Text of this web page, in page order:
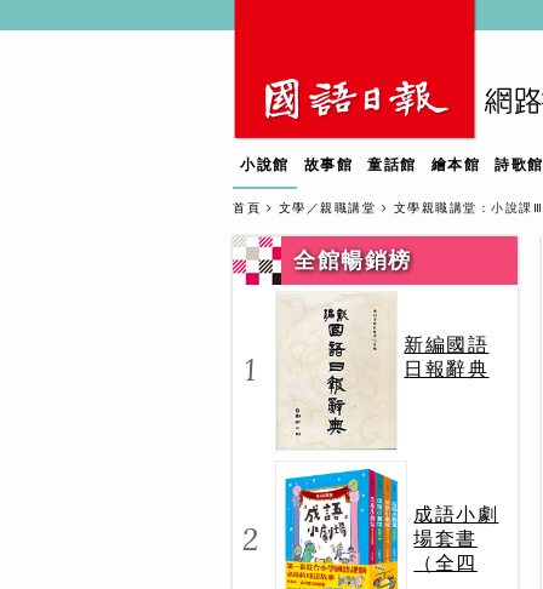
小說館 故事館 童話館 繪本館 詩歌館
首頁 文學／親職講堂 文學親職講堂 ：小說課
全館暢銷榜
1
新編國語
日報辭典
2
成語小劇
場套書
（全四